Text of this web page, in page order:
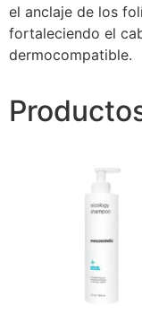
el anclaje de los
fortaleciendo el
dermocompatible.